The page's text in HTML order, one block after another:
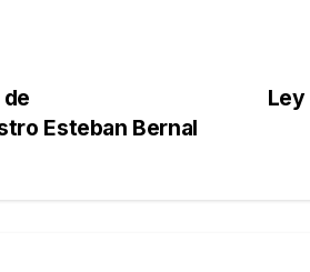
Esteban Bernal